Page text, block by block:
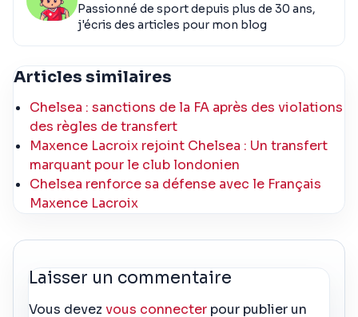
Passionné de sport depuis plus de 30 ans,
j'écris des articles pour mon blog
Articles similaires
Chelsea : sanctions de la FA après des violations
des règles de transfert
Maxence Lacroix rejoint Chelsea : Un transfert
marquant pour le club londonien
Chelsea renforce sa défense avec le Français
Maxence Lacroix
Laisser un commentaire
Vous devezvous connecter pour publier un